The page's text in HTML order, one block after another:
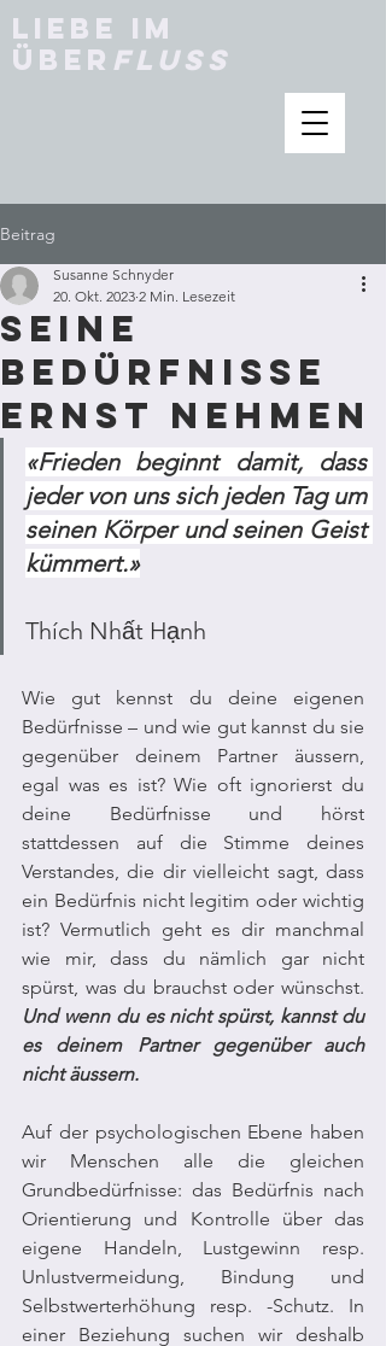
Liebe im
Über fluss
Beitrag
Seine
Bedürfnisse
ernst nehmen
Susanne Schnyder
20. Okt. 2023 2 Min. Lesezeit
«Frieden beginnt damit, dass
jeder von uns sich jeden Tag um
seinen Körper und seinen Geist
kümmert.»
Thích Nhất Hạnh
Wie gut kennst du deine eigenen
Bedürfnisse – und wie gut kannst du sie
gegenüber deinem Partner äussern,
egal was es ist? Wie oft ignorierst du
deine Bedürfnisse und hörst
stattdessen auf die Stimme deines
Verstandes, die dir vielleicht sagt, dass
ein Bedürfnis nicht legitim oder wichtig
ist? Vermutlich geht es dir manchmal
wie mir, dass du nämlich gar nicht
Und wenn du es nicht spürst, kannst du
es deinem Partner gegenüber auch
nicht äussern.
Auf der psychologischen Ebene haben
wir Menschen alle die gleichen
Grundbedürfnisse: das Bedürfnis nach
Orientierung und Kontrolle über das
eigene Handeln, Lustgewinn resp.
Unlustvermeidung, Bindung und
Selbstwerterhöhung resp. -Schutz. In
einer Beziehung suchen wir deshalb